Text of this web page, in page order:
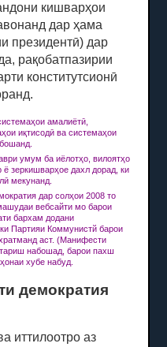
кишварҳои
дар ҳама
президентӣ) дар
рақобатпазирии
конститутсионӣ
амалиётӣ,
иқтисодӣ ва системаҳои
умум ба иёлотҳо, вилоятҳо
зеркишварҳое дахл дорад, ки
мекунанд.
дар солҳои 2008 то
вебсайти мо барои
бархам додани
Партияи Коммунистй барои
аст.(Манифести
набошад, барои пахш
хубе набуд.
демократия
иттилоотро аз